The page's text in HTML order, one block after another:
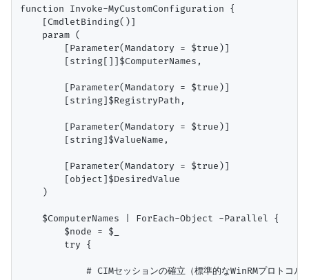
function Invoke-MyCustomConfiguration {
    [CmdletBinding()]
    param (
        [Parameter(Mandatory = $true)]
        [string[]]$ComputerNames,
        [Parameter(Mandatory = $true)]
        [string]$RegistryPath,
        [Parameter(Mandatory = $true)]
        [string]$ValueName,
        [Parameter(Mandatory = $true)]
        [object]$DesiredValue
    )
    $ComputerNames | ForEach-Object -Parallel {
        $node = $_
        try {
# CIMセッションの確立（標準的なWinRMプロトコル